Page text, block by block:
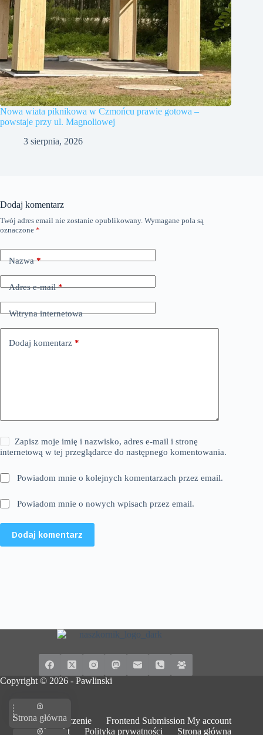
Nowa wiata piknikowa w Czmońcu prawie gotowa –
powstaje przy ul. Magnoliowej
3 sierpnia, 2026
Dodaj komentarz
Twój adres email nie zostanie opublikowany. Wymagane pola są
oznaczone *
Nazwa*
Adres e-mail*
Witryna internetowa
Dodaj komentarz *
Zapisz moje imię i nazwisko, adres e-mail i stronę
internetową w tej przeglądarce do następnego komentowania.
Powiadom mnie o kolejnych komentarzach przez email.
Powiadom mnie o nowych wpisach przez email.
Dodaj komentarz
Copyright © 2026 - Pawlinski
Dodaj wydarzenie
Frontend Submission My account
Kontakt
Polityka prywatności Strona główna
Strona główna